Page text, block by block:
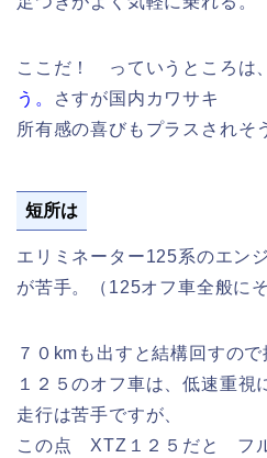
ここだ！ っていうところは、
う。
さすが国内カワサキ
所有感の喜びもプラスされそ
短所は
エリミネーター125系のエン
が苦手。（125オフ車全般に
７０kmも出すと結構回すので
１２５のオフ車は、低速重視
走行は苦手ですが、
この点 XTZ１２５だと フ